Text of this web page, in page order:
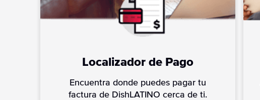
Localizador de Pago
Encuentra donde puedes pagar tu
factura de DishLATINO cerca de ti.